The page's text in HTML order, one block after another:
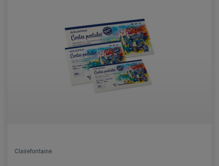
Clairefontaine